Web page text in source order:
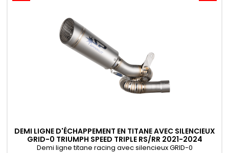
DEMI LIGNE D'ÉCHAPPEMENT EN TITANE AVEC SILENCIEUX
GRID-0 TRIUMPH SPEED TRIPLE RS/RR 2021-2024
Demi ligne titane racing avec silencieux GRID-0